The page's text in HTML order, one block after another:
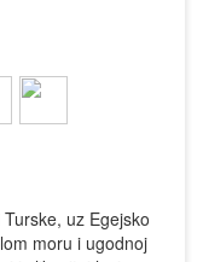
uz Egejsko
moru i ugodnoj